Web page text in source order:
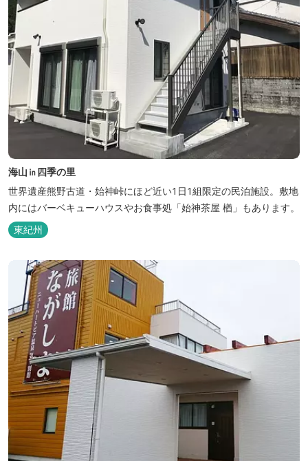
海山㏌四季の里
世界遺産熊野古道・始神峠にほど近い1日1組限定の民泊施設。敷地
内にはバーベキューハウスやお食事処「始神茶屋 楢」もあります。
東紀州